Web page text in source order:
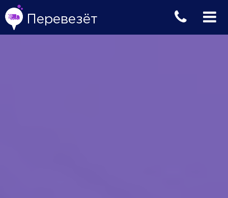
Перевезёт